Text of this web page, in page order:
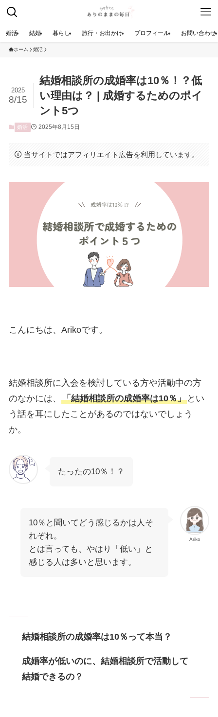
婚活 結婚 暮らし 旅行・お出かけ プロフィール お問い合わせ
ホーム 婚活
結婚相談所の成婚率は10％！？低
い理由は？ | 成婚するためのポイ
ント5つ
2025
8/15
婚活 2025年8月15日
当サイトではアフィリエイト広告を利用しています。
こんにちは、Arikoです。
結婚相談所に入会を検討している方や活動中の方
のなかには、 「結婚相談所の成婚率は10％」とい
う話を耳にしたことがあるのではないでしょう
か。
たったの10％！？
Ariko
10％と聞いてどう感じるかは人そ
れぞれ。
とは言っても、やはり「低い」と
感じる人は多いと思います。
結婚相談所の成婚率は10％って本当？
成婚率が低いのに、結婚相談所で活動して
結婚できるの？